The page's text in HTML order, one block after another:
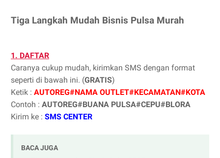
Tiga Langkah Mudah Bisnis Pulsa Murah
1. DAFTAR
Caranya cukup mudah, kirimkan SMS dengan format
seperti di bawah ini. (GRATIS)
Ketik : AUTOREG#NAMA OUTLET#KECAMATAN#KOTA
Contoh : AUTOREG#BUANA PULSA#CEPU#BLORA
Kirim ke : SMS CENTER
BACA JUGA